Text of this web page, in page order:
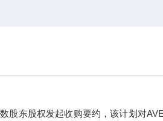
股东股权发起收购要约，该计划对